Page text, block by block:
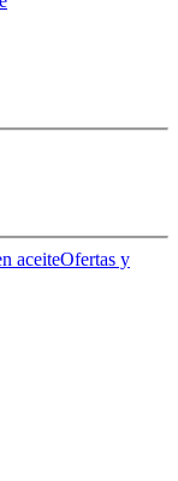
aceiteOfertas y